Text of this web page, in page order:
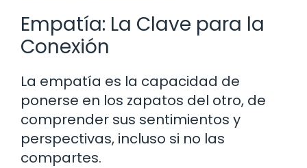
Empatía: La Clave para la
Conexión
La empatía es la capacidad de
ponerse en los zapatos del otro, de
comprender sus sentimientos y
perspectivas, incluso si no las
compartes.